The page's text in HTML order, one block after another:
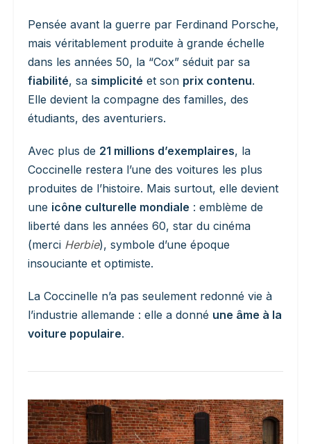
Pensée avant la guerre par Ferdinand Porsche,
mais véritablement produite à grande échelle
dans les années 50, la “Cox” séduit par sa
fiabilité, sa simplicité et son prix contenu.
Elle devient la compagne des familles, des
étudiants, des aventuriers.
Avec plus de 21 millions d’exemplaires, la
Coccinelle restera l’une des voitures les plus
produites de l’histoire. Mais surtout, elle devient
une icône culturelle mondiale : emblème de
liberté dans les années 60, star du cinéma
(merci Herbie), symbole d’une époque
insouciante et optimiste.
La Coccinelle n’a pas seulement redonné vie à
l’industrie allemande : elle a donné une âme à la
voiture populaire.